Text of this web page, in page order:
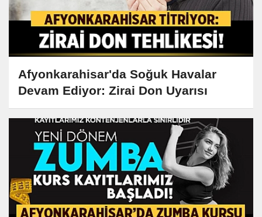
Afyonkarahisar'da Soğuk Havalar
Devam Ediyor: Zirai Don Uyarısı